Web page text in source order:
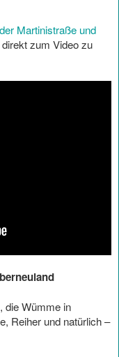
Martinistraße und
zum Video zu
die Wümme in
Reiher und natürlich –